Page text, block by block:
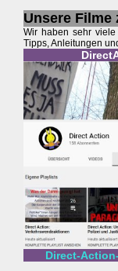
Unsere Filme
Wir haben sehr
Tipps, Anleitungen
Direct-